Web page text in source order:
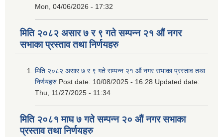
Mon, 04/06/2026 - 17:32
मिति २०८२ असार ७ र ९ गते सम्पन्न २१ औं नगर
सभाका प्रस्ताव तथा निर्णयहरु
मिति २०८२ असार ७ र ९ गते सम्पन्न २१ औं नगर सभाका प्रस्ताव तथा
निर्णयहरु Post date: 10/08/2025 - 16:28 Updated date:
Thu, 11/27/2025 - 11:34
मिति २०८१ माघ ७ गते सम्पन्न २० औं नगर सभाका
प्रस्ताव तथा निर्णयहरु